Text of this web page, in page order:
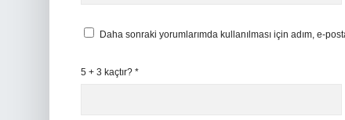
Daha sonraki yorumlarımda kullanılması için adım, e-
5 + 3 kaçtır? *